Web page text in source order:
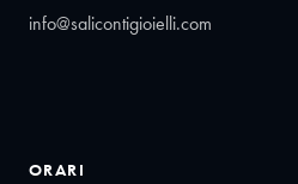
info@salicontigioielli.com
ORARI